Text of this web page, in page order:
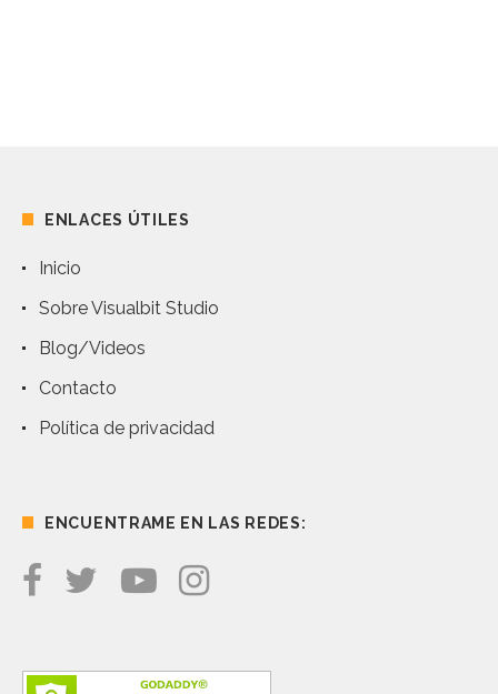
ENLACES ÚTILES
Inicio
Sobre Visualbit Studio
Blog/Videos
Contacto
Política de privacidad
ENCUENTRAME EN LAS REDES: